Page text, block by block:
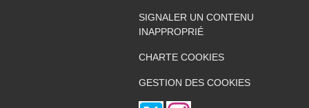
SIGNALER UN CONTENU
INAPPROPRIÉ
CHARTE COOKIES
GESTION DES COOKIES